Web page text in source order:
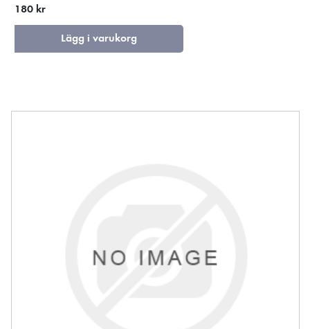
180 kr
Lägg i varukorg